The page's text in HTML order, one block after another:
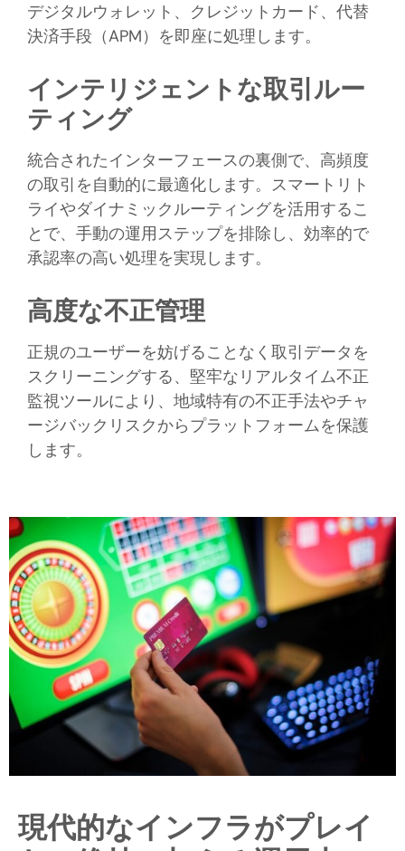
デジタルウォレット、クレジットカード、代替
決済手段（APM）を即座に処理します。
インテリジェントな取引ルー
ティング
統合されたインターフェースの裏側で、高頻度
の取引を自動的に最適化します。スマートリト
ライやダイナミックルーティングを活用するこ
とで、手動の運用ステップを排除し、効率的で
承認率の高い処理を実現します。
高度な不正管理
正規のユーザーを妨げることなく取引データを
スクリーニングする、堅牢なリアルタイム不正
監視ツールにより、地域特有の不正手法やチャ
ージバックリスクからプラットフォームを保護
します。
現代的なインフラがプレイ